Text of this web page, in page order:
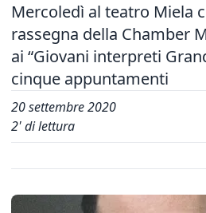
Mercoledì al teatro Miela
rassegna della Chamber
ai “Giovani interpreti
cinque appuntamenti
20 settembre 2020
2' di lettura